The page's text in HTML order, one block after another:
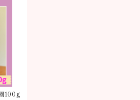
100g